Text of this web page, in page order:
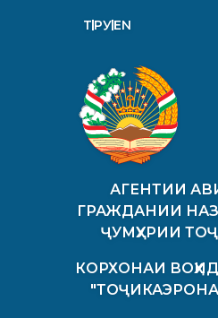
АГЕНТИИ
ГРАЖДАНИИ
ҶУМҲУРИИ
КОРХОНАИ
ТҶ РУEN